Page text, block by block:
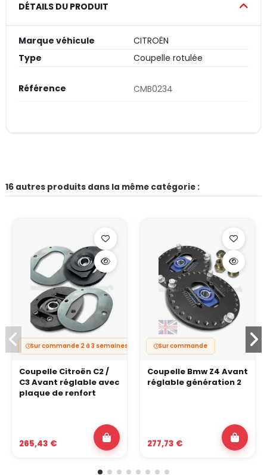
DÉTAILS DU PRODUIT
Marque véhicule
CITROËN
Type
Coupelle rotulée
Référence CMB0234
16 autres produits dans la même catégorie :
Sur commande 2 à 3 semaines
Coupelle Citroën C2 /
C3 Avant réglable avec
plaque de renfort
265,43 €
Sur commande
Coupelle Bmw Z4 Avant
réglable génération 2
277,73 €